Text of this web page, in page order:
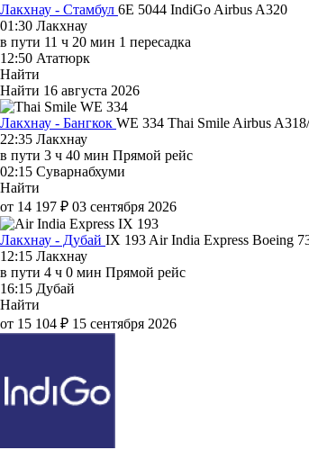
Лакхнау - Стамбул 6E 5044 IndiGo Airbus A320
01:30 Лакхнау
в пути 11 ч 20 мин 1 пересадка
12:50 Ататюрк
Найти
Найти 16 августа 2026
Лакхнау - Бангкок WE 334 Thai Smile Airbus
22:35 Лакхнау
в пути 3 ч 40 мин Прямой рейс
02:15 Суварнабхуми
Найти
от 14 197 ₽ 03 сентября 2026
Лакхнау - Дубай IX 193 Air India Express Boeing
12:15 Лакхнау
в пути 4 ч 0 мин Прямой рейс
16:15 Дубай
Найти
от 15 104 ₽ 15 сентября 2026